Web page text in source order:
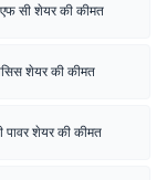
सी शेयर की कीमत
शेयर की कीमत
पावर शेयर की कीमत